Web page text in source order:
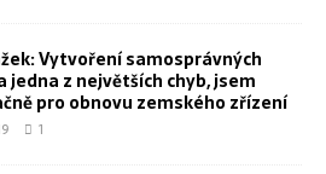
Vytvoření samosprávných
jedna z největších chyb, jsem
pro obnovu zemského zřízení
1